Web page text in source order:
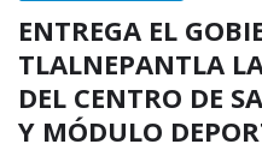
ENTREGA EL
TLALNEPANTLA
DEL CENTRO DE
Y MÓDULO